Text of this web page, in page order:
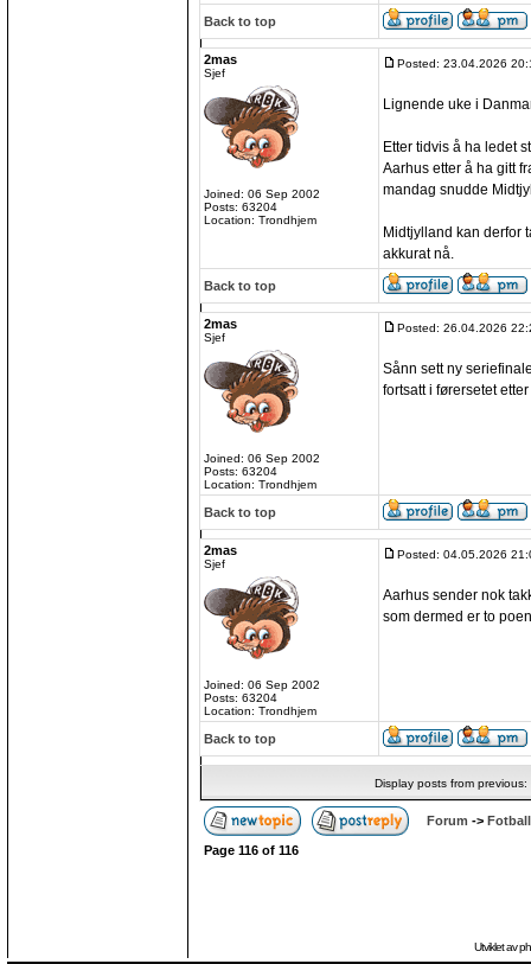
Back to top
2mas
Sjef
Joined: 06 Sep 2002
Posts: 63204
Location: Trondhjem
Posted: 23.04.2026
Lignende uke i
Etter tidvis å ha ledet
Aarhus etter å ha gitt
mandag snudde
Midtjylland kan derfor
akkurat nå.
Back to top
2mas
Sjef
Joined: 06 Sep 2002
Posts: 63204
Location: Trondhjem
Posted: 26.04.2026
Sånn sett ny
fortsatt i førersetet
Back to top
2mas
Sjef
Joined: 06 Sep 2002
Posts: 63204
Location: Trondhjem
Posted: 04.05.2026
Aarhus sender nok
som dermed er to
Back to top
Display posts from previous:
Forum ->
Page 116 of 116
Utviklet av